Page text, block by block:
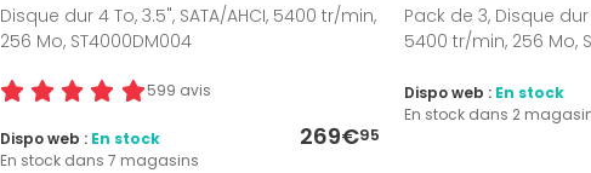
Disque dur 4 To, 3.5", SATA/AHCI, 5400 tr/min,
256 Mo, ST4000DM004
599 avis
269€95
Dispo web : En stock
En stock dans 7 magasins
Pack de 3, Disque dur
5400 tr/min, 256 Mo,
Dispo web : En stock
En stock dans 2